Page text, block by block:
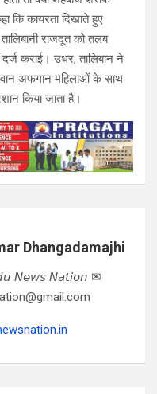
कि कायरता दिखाते हुए
राजदूत को तलब
कराई। उधर, तालिबान ने
अफगान महिलाओं के साथ
किया जाता है।
Dhangadamajhi
𝘕𝘦𝘸𝘴 𝘕𝘢𝘵𝘪𝘰𝘯 ✉